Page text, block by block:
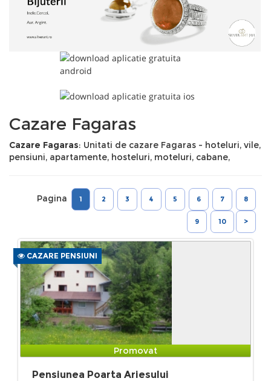
Cazare Fagaras
Cazare Fagaras: Unitati de cazare Fagaras - hoteluri, vile,
pensiuni, apartamente, hosteluri, moteluri, cabane,
Pagina 1 2 3 4 5 6 7 8
9 10 >
CAZARE PENSIUNI
Promovat
Pensiunea Poarta Ariesului